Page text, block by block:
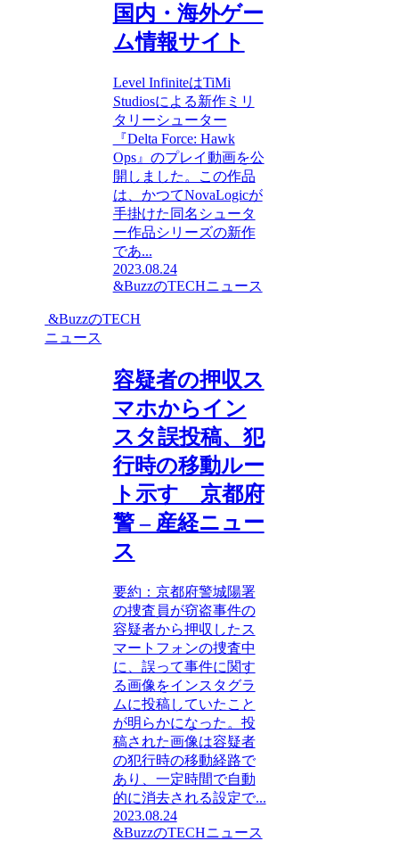
国内・海外ゲー
ム情報サイト
Level InfiniteはTiMi
Studiosによる新作ミリ
タリーシューター
『Delta Force: Hawk
Ops』のプレイ動画を公
開しました。この作品
は、かつてNovaLogicが
手掛けた同名シュータ
ー作品シリーズの新作
であ...
2023.08.24
&BuzzのTECHニュース
&BuzzのTECH
ニュース
容疑者の押収ス
マホからイン
スタ誤投稿、犯
行時の移動ルー
ト示す 京都府
警 – 産経ニュー
ス
要約：京都府警城陽署
の捜査員が窃盗事件の
容疑者から押収したス
マートフォンの捜査中
に、誤って事件に関す
る画像をインスタグラ
ムに投稿していたこと
が明らかになった。投
稿された画像は容疑者
の犯行時の移動経路で
あり、一定時間で自動
的に消去される設定で...
2023.08.24
&BuzzのTECHニュース